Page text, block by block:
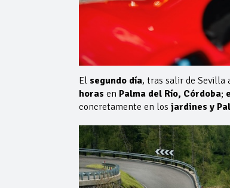
El segundo día, tras salir de Sevilla
horas en Palma del Río, Córdoba;
concretamente en los jardines y